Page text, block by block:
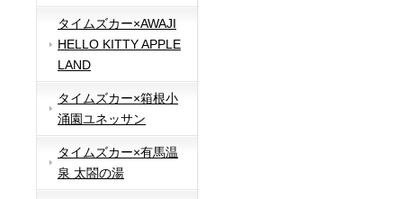
タイムズカー×AWAJI
HELLO KITTY APPLE
LAND
タイムズカー×箱根小
涌園ユネッサン
タイムズカー×有馬温
泉 太閤の湯